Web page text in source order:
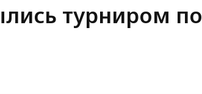
турниром по